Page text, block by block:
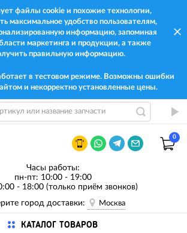
файлы cookie и похожие технологии,
максимальное удобство пользователям,
информацию, запоминая
маркетинга и продукции, а также
правильную информацию.
в тестовом режиме. Возможны ошибки
и некорректно установленные цены.
0
Часы работы:
пн-пт: 10:00 - 19:00
- 18:00 (только приём звонков)
город доставки:
Москва
КАТАЛОГ ТОВАРОВ